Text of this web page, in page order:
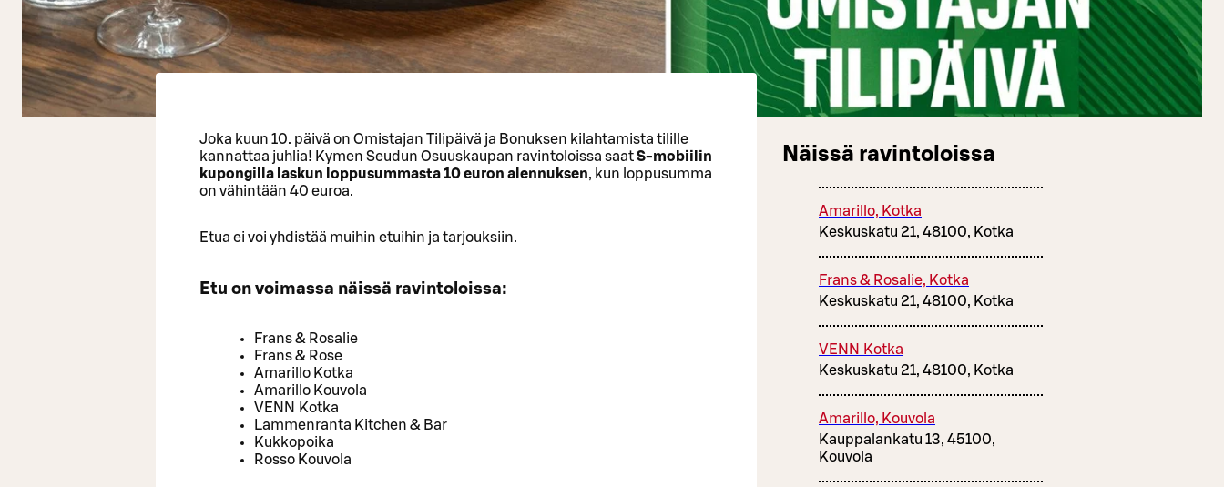
Joka kuun 10. päivä on Omistajan Tilipäivä ja Bonuksen kilahtamista tilille
kannattaa juhlia! Kymen Seudun Osuuskaupan ravintoloissa saatS-mobiilin
kupongilla laskun loppusummasta 10 euron alennuksen, kun loppusumma
on vähintään 40 euroa.
Etua ei voi yhdistää muihin etuihin ja tarjouksiin.
Etu on voimassa näissä ravintoloissa:
Frans & Rosalie
Frans & Rose
Amarillo Kotka
Amarillo Kouvola
VENN Kotka
Lammenranta Kitchen & Bar
Kukkopoika
Rosso Kouvola
Näissä ravintoloissa
Amarillo, Kotka
Keskuskatu 21, 48100, Kotka
Frans & Rosalie, Kotka
Keskuskatu 21, 48100, Kotka
VENN Kotka
Keskuskatu 21, 48100, Kotka
Amarillo, Kouvola
Kauppalankatu 13, 45100,
Kouvola